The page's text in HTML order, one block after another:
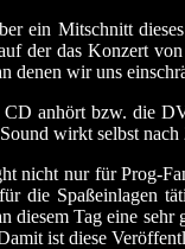
ein Mitschnitt
der das Konzert
denen wir uns
CD anhört bzw. die
wirkt selbst
nicht nur für Prog-
die Spaßeinlagen
diesem Tag eine
ist diese